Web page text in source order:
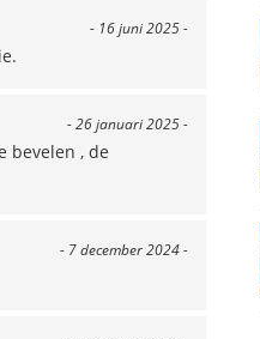
- 16 juni 2025 -
- 26 januari 2025 -
bevelen , de
- 7 december 2024 -